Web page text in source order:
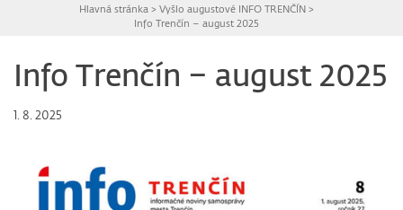
Hlavná stránka > Vyšlo augustové INFO TRENČÍN>
Info Trenčín – august 2025
Info Trenčín – august 2025
1. 8. 2025